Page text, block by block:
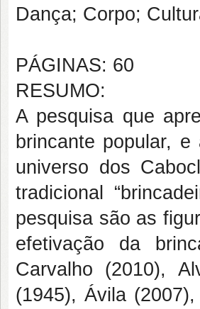
Dança; Corpo;
PÁGINAS: 60
RESUMO:
A pesquisa que
brincante popular,
universo dos
tradicional
pesquisa são as
efetivação da
Carvalho (2010),
(1945), Ávila